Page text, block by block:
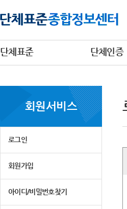
단체표준 단체인증
회원서비스
로그인
회원가입
아이디/비밀번호찾기